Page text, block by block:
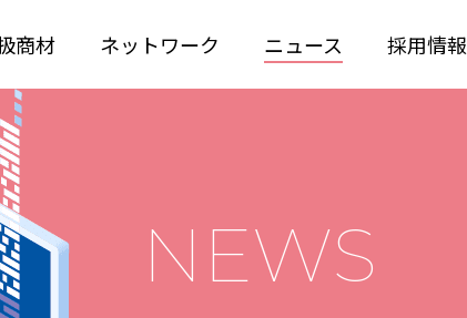
商材 ネットワーク ニュース 採用情報
NEWS